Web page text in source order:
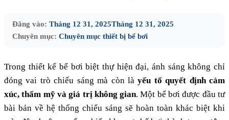
Đăng vào: Tháng 12 31, 2025Tháng 12 31, 2025
Chuyên mục: Chuyên mục thiết bị bể bơi
Trong thiết kế bể bơi biệt thự hiện đại, ánh sáng không chỉ
đóng vai trò chiếu sáng mà còn làyếu tố quyết định cảm
xúc, thẩm mỹ và giá trị không gian. Một bể bơi được đầu tư
bài bản về hệ thống chiếu sáng sẽ hoàn toàn khác biệt khi